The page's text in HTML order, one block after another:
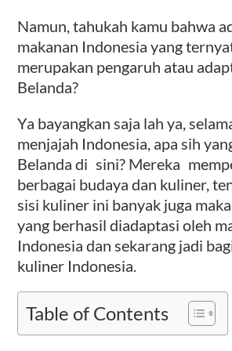
Namun, tahukah kamu bahwa
makanan Indonesia yang
merupakan pengaruh atau
Belanda?
Ya bayangkan saja lah ya,
menjajah Indonesia, apa sih
Belanda di sini? Mereka
berbagai budaya dan kuliner,
sisi kuliner ini banyak juga
yang berhasil diadaptasi oleh
Indonesia dan sekarang jadi
kuliner Indonesia.
Table of Contents